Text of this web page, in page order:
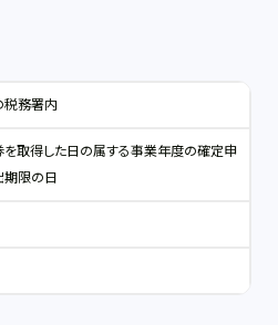
税務署内
取得した日の属する事業年度の確定申
期限の日